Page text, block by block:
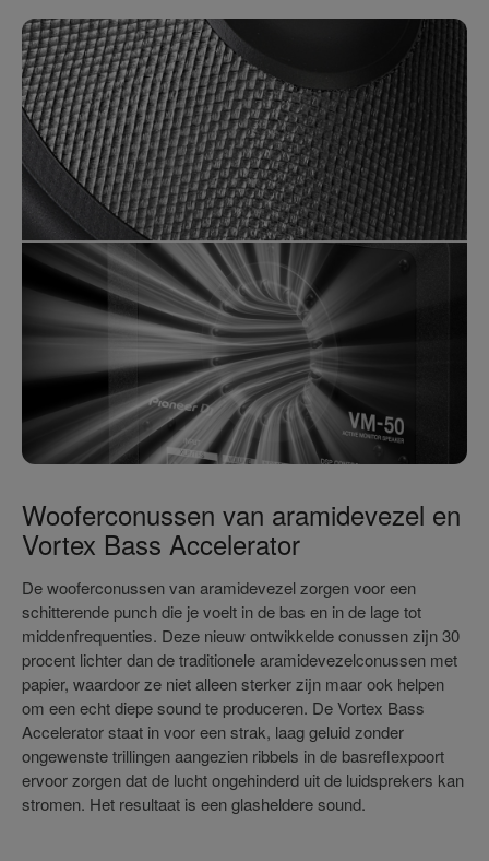
Wooferconussen van aramidevezel en
Vortex Bass Accelerator
De wooferconussen van aramidevezel zorgen voor een
schitterende punch die je voelt in de bas en in de lage tot
middenfrequenties. Deze nieuw ontwikkelde conussen zijn 30
procent lichter dan de traditionele aramidevezelconussen met
papier, waardoor ze niet alleen sterker zijn maar ook helpen
om een echt diepe sound te produceren. De Vortex Bass
Accelerator staat in voor een strak, laag geluid zonder
ongewenste trillingen aangezien ribbels in de basreflexpoort
ervoor zorgen dat de lucht ongehinderd uit de luidsprekers kan
stromen. Het resultaat is een glasheldere sound.